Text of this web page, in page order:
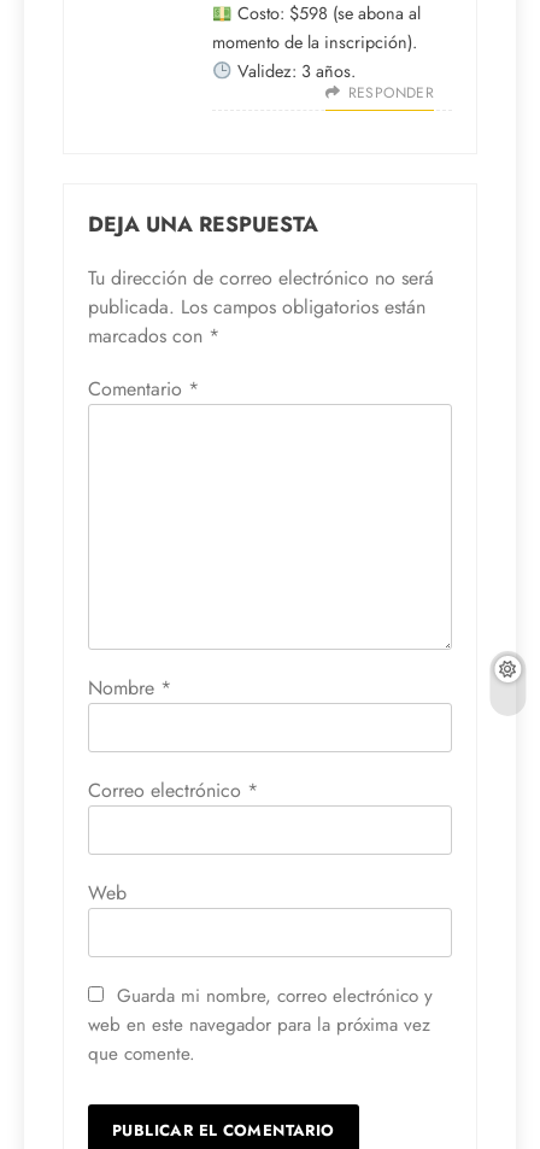
Costo: $598 (se abona al
momento de la inscripción).
Validez: 3 años.
RESPONDER
DEJA UNA RESPUESTA
Tu dirección de correo electrónico no será
publicada. Los campos obligatorios están
marcados con *
Comentario *
Nombre *
Correo electrónico *
Web
Guarda mi nombre, correo electrónico y
web en este navegador para la próxima vez
que comente.